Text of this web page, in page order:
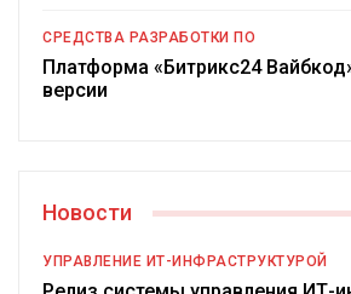
СРЕДСТВА РАЗРАБОТКИ ПО
Платформа «Битрикс24
версии
Новости
УПРАВЛЕНИЕ ИТ-ИНФРАСТРУКТУРОЙ